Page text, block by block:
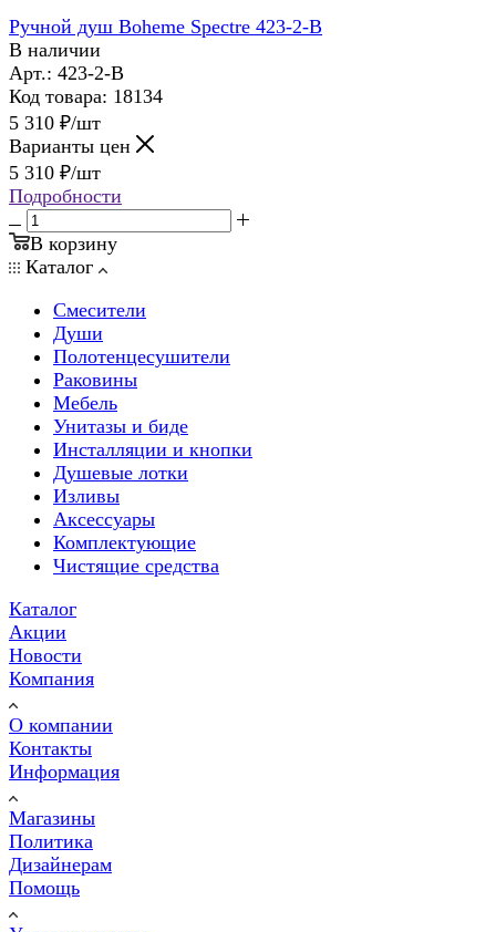
Ручной душ Boheme Spectre 423-2-B
В наличии
Арт.: 423-2-B
Код товара: 18134
5 310 ₽/шт
Варианты цен
5 310 ₽/шт
Подробности
В корзину
Каталог
Смесители
Души
Полотенцесушители
Раковины
Мебель
Унитазы и биде
Инсталляции и кнопки
Душевые лотки
Изливы
Аксессуары
Комплектующие
Чистящие средства
Каталог
Акции
Новости
Компания
О компании
Контакты
Информация
Магазины
Политика
Дизайнерам
Помощь